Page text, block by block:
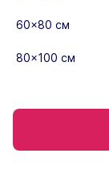
60×80 см
80×100 см